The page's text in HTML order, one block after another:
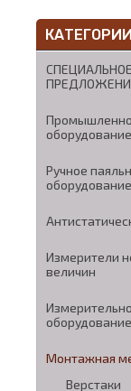
СПЕЦИАЛЬНОЕ
оборудование
Ручное
оборудование
Измерители
величин
оборудование
Монтажная
Верстаки